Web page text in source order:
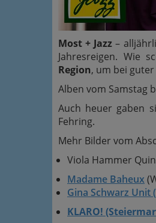
Most + Jazz –
Jahresreigen. Wie
Region, um bei
Alben vom Samstag
Auch heuer gaben
Fehring.
Mehr Bilder vom
Viola Hammer
Madame Baheux
Gina Schwarz Unit
KLARO!